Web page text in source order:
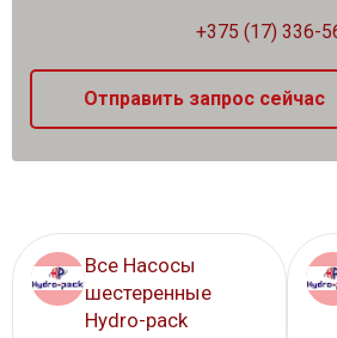
+375 (17) 336-
Отправить запрос сейчас
Все Насосы
шестеренные
Hydro-pack